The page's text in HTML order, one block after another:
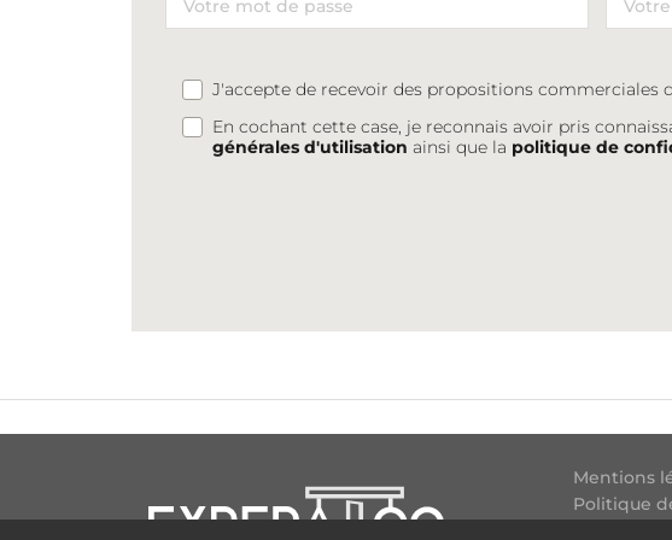
J'accepte de recevoir des propositions commerciales
En cochant cette case, je reconnais avoir pris
générales d'utilisation ainsi que la politique de
Mentions
Politique